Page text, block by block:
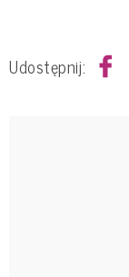
Udostępnij: